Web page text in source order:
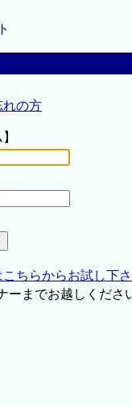
れの方
ちらからお試し下
までお越しくださ